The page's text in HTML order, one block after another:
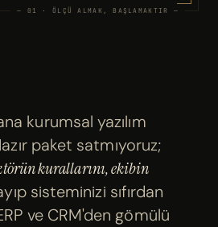
— 01 · ÖLÇÜ ALMAK, BAŞLAMAKTIR —
kurumsal yazılım
paket satmıyoruz;
kurallarını, ekibin
sisteminizi sıfırdan
ve CRM'den gömülü